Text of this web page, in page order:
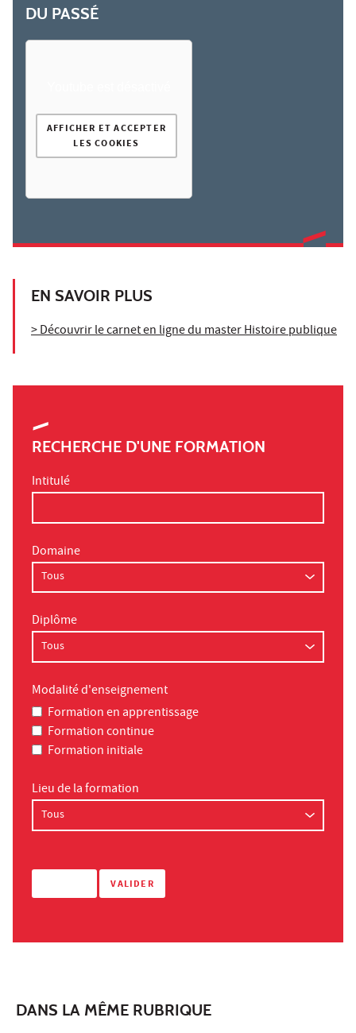
DU PASSÉ
AFFICHER ET ACCEPTER
LES COOKIES
EN SAVOIR PLUS
> Découvrir le carnet en ligne du master Histoire publique
RECHERCHE D'UNE FORMATION
Intitulé
Domaine
Diplôme
Modalité d'enseignement
Formation en apprentissage
Formation continue
Formation initiale
Lieu de la formation
DANS LA MÊME RUBRIQUE